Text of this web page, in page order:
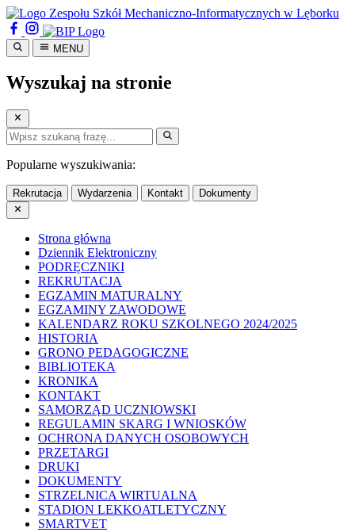
Przejdź
do
treści
głównej
MENU
Wyszukaj na stronie
Popularne wyszukiwania:
Rekrutacja Wydarzenia Kontakt Dokumenty
Strona główna
Dziennik Elektroniczny
PODRĘCZNIKI
REKRUTACJA
EGZAMIN MATURALNY
EGZAMINY ZAWODOWE
KALENDARZ ROKU SZKOLNEGO 2024/2025
HISTORIA
GRONO PEDAGOGICZNE
BIBLIOTEKA
KRONIKA
KONTAKT
SAMORZĄD UCZNIOWSKI
REGULAMIN SKARG I WNIOSKÓW
OCHRONA DANYCH OSOBOWYCH
PRZETARGI
DRUKI
DOKUMENTY
STRZELNICA WIRTUALNA
STADION LEKKOATLETYCZNY
SMARTVET